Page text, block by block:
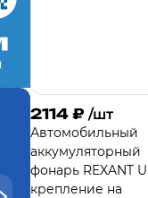
2114 ₽ /шт
Автомобильный
аккумуляторный
фонарь REXANT
крепление на